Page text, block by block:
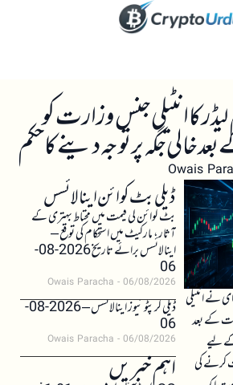
کا انٹیلی جنس وزارت کو
خالی جگہ پر توجہ دینے کا حکم
Owais
نے انٹیلی
کے بعد
لیے
کرنے کی
ڈیلی بٹ کوائن اینالائسس
بٹ کوائن کی قیمت میں محتاط بہتری کے
آثار، مارکیٹ میں استحکام کی توقع –
اینالائسس برائے تاریخ 2026-08-
06
Owais Paracha 06/08/2026
ڈیلی کرپٹو نیوز اینالائسس – 2026-08-
06
Owais Paracha 06/08/2026
اہم خبریں